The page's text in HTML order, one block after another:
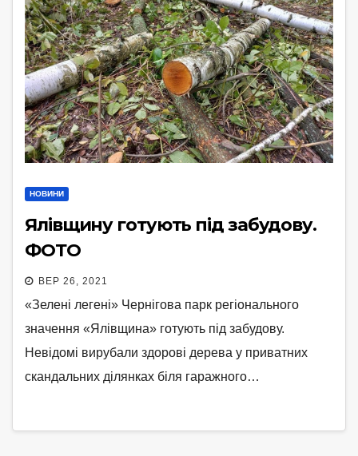
НОВИНИ
Ялівщину готують під забудову.
ФОТО
ВЕР 26, 2021
«Зелені легені» Чернігова парк регіонального
значення «Ялівщина» готують під забудову.
Невідомі вирубали здорові дерева у приватних
скандальних ділянках біля гаражного…